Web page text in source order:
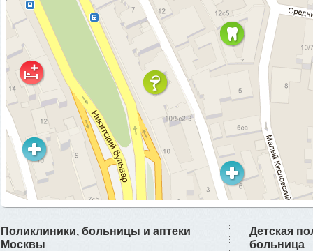
Поликлиники, больницы и аптеки
Москвы
Детская
больница